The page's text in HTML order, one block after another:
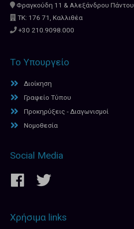
Φραγκούδη 11 & Αλεξάνδρου Πάντου
ΤΚ: 176 71, Καλλιθέα
+30 210.9098.000
Το Υπουργείο
Διοίκηση
Γραφείο Τύπου
Προκηρύξεις - Διαγωνισμοί
Νομοθεσία
Social Media
Χρήσιμα links